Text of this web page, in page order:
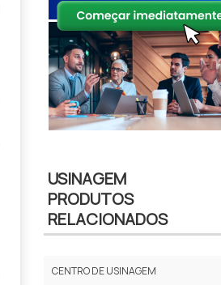
USINAGEM
PRODUTOS
RELACIONADOS
CENTRO DE USINAGEM